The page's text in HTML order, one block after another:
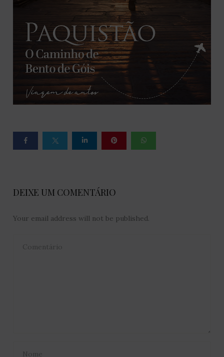
DEIXE UM COMENTÁRIO
Your email address will not be published.